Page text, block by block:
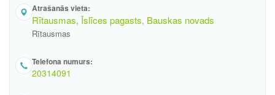
Atrašanās vieta:
Rītausmas, Īslīces pagasts, Bauskas novads
Rītausmas
Telefona numurs:
20314091